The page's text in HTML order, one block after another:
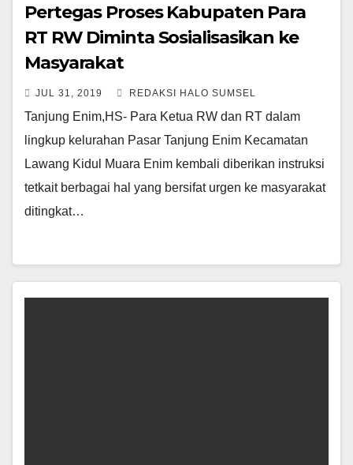
Pertegas Proses Kabupaten Para
RT RW Diminta Sosialisasikan ke
Masyarakat
JUL 31, 2019 REDAKSI HALO SUMSEL
Tanjung Enim,HS- Para Ketua RW dan RT dalam
lingkup kelurahan Pasar Tanjung Enim Kecamatan
Lawang Kidul Muara Enim kembali diberikan instruksi
tetkait berbagai hal yang bersifat urgen ke masyarakat
ditingkat…